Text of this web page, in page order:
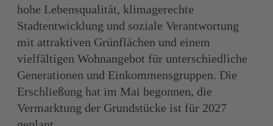
hohe Lebensqualität, klimagerechte
Stadtentwicklung und soziale Verantwortung
mit attraktiven Grünflächen und einem
vielfältigen Wohnangebot für unterschiedliche
Generationen und Einkommensgruppen. Die
Erschließung hat im Mai begonnen, die
Vermarktung der Grundstücke ist für 2027